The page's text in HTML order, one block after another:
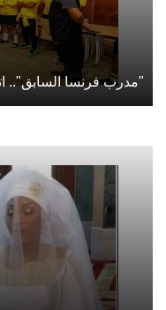
"مدرب فرنسا السابق"..